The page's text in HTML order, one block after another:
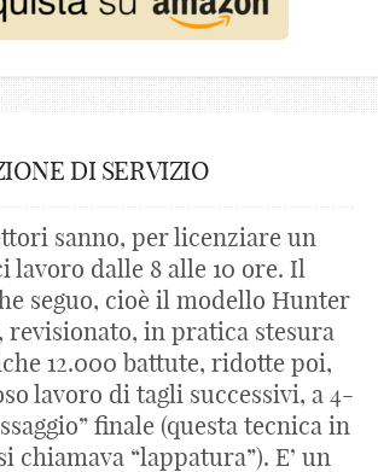
DI SERVIZIO
sanno, per licenziare un
lavoro dalle 8 alle 10 ore. Il
seguo, cioè il modello Hunter
revisionato, in pratica stesura
12.000 battute, ridotte poi,
lavoro di tagli successivi, a 4-
finale (questa tecnica in
chiamava “lappatura”). E’ un